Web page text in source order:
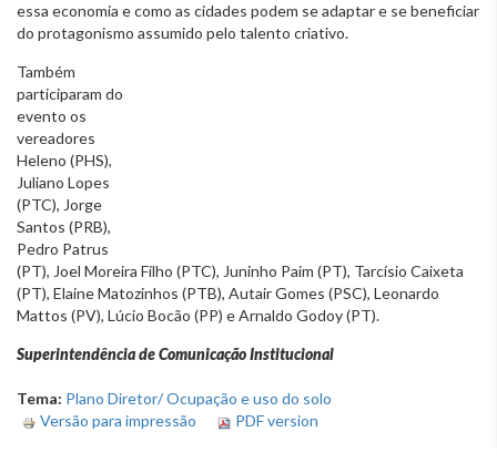
essa economia e como as cidades podem se adaptar e se beneficiar
do protagonismo assumido pelo talento criativo.
Também
participaram do
evento os
vereadores
Heleno (PHS),
Juliano Lopes
(PTC), Jorge
Santos (PRB),
Pedro Patrus
(PT), Joel Moreira Filho (PTC), Juninho Paim (PT), Tarcísio Caixeta
(PT), Elaine Matozinhos (PTB), Autair Gomes (PSC), Leonardo
Mattos (PV), Lúcio Bocão (PP) e Arnaldo Godoy (PT).
Superintendência de Comunicação Institucional
Tema: Plano Diretor/ Ocupação e uso do solo
Versão para impressão
PDF version